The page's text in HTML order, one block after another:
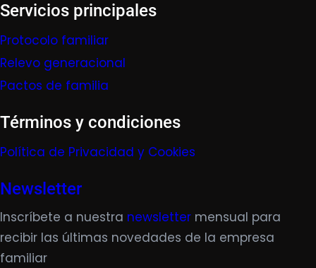
Servicios principales
Protocolo familiar
Relevo generacional
Pactos de familia
Términos y condiciones
Política de Privacidad y Cookies
Newsletter
Inscríbete a nuestra newsletter mensual para
recibir las últimas novedades de la empresa
familiar